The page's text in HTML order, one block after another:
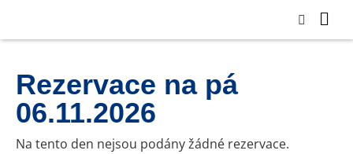
Rezervace na pá
06.11.2026
Na tento den nejsou podány žádné rezervace.